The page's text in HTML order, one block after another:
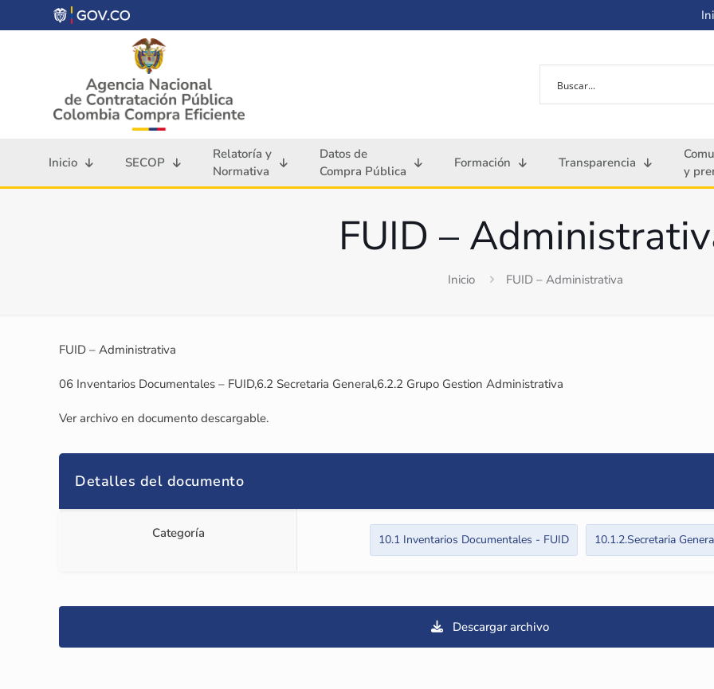
Inicio SECOP
Relatoría y
Normativa
Datos de
Compra Pública
Formación Transparencia
y
FUID –
Inicio FUID – Administrativa
FUID – Administrativa
06 Inventarios Documentales – FUID,6.2 Secretaria General,6.2.2 Grupo Gestion Administrativa
Ver archivo en documento descargable.
Detalles del documento
Categoría 10.1 Inventarios Documentales - FUID 10.1.2.Secretaria
Descargar archivo